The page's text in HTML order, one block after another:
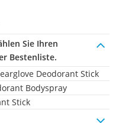
Sie Ihren
Bestenliste.
Deodorant Stick
Bodyspray
Stick